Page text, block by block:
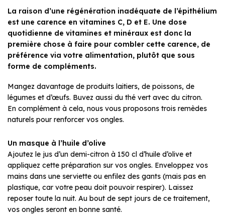
La raison d’une régénération inadéquate de l’épithélium
est une carence en vitamines C, D et E. Une dose
quotidienne de vitamines et minéraux est donc la
première chose à faire pour combler cette carence, de
préférence via votre alimentation, plutôt que sous
forme de compléments.
Mangez davantage de produits laitiers, de poissons, de
légumes et d’œufs. Buvez aussi du thé vert avec du citron.
En complément à cela, nous vous proposons trois remèdes
naturels pour renforcer vos ongles.
Un masque à l’huile d’olive
Ajoutez le jus d’un demi-citron à 150 cl d’huile d’olive et
appliquez cette préparation sur vos ongles. Enveloppez vos
mains dans une serviette ou enfilez des gants (mais pas en
plastique, car votre peau doit pouvoir respirer). Laissez
reposer toute la nuit. Au bout de sept jours de ce traitement,
vos ongles seront en bonne santé.